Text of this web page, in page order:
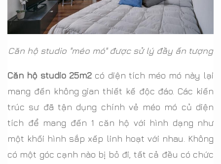
Căn hộ studio "méo mó" được sử lý đầy ấn tượng
Căn hộ studio 25m2 có diện tích méo mó này lại
mang đến không gian thiết kế độc đáo. Các kiến
trúc sư đã tận dụng chính vẻ méo mó củ diện
tích để mang đến 1 căn hộ với hình dạng như
một khối hình sắp xếp linh hoạt với nhau. Không
có một góc cạnh nào bị bỏ đi, tất cả đều có chức